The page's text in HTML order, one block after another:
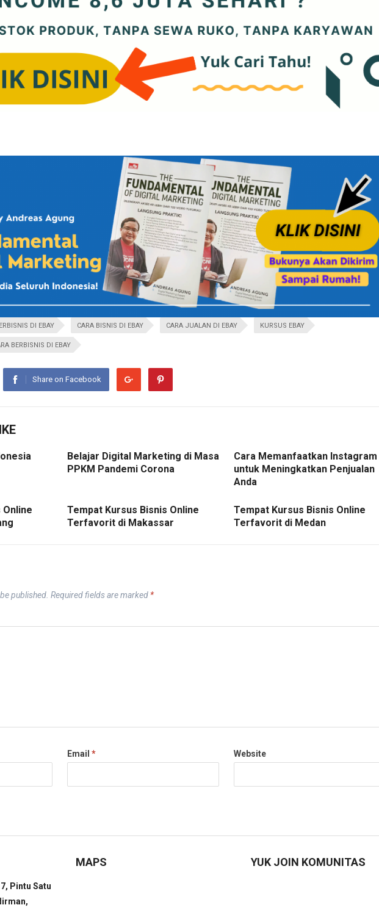
DI EBAY CARA BISNIS DI EBAY CARA JUALAN DI EBAY KURSUS EBAY
BERBISNIS DI EBAY
Share on Facebook
Belajar Digital Marketing di Masa
PPKM Pandemi Corona
Cara Memanfaatkan Instagram
untuk Meningkatkan Penjualan
Anda
Tempat Kursus Bisnis Online
Terfavorit di Makassar
Tempat Kursus Bisnis Online
Terfavorit di Medan
published. Required fields are marked *
Email * Website
Pintu Satu
MAPS YUK JOIN KOMUNITAS